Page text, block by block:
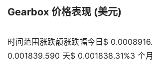
Gearbox 价格表现 (美元)
时间范围涨跌额涨跌幅今日$
0.001839.590 天$ 0.001838.31%3 个